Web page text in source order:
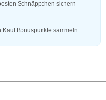
Schnäppchen sichern
Kauf Bonuspunkte sammeln